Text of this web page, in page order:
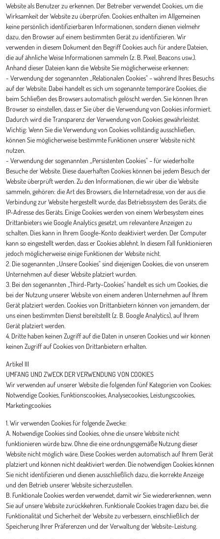
Website als Benutzer zu erkennen. Der Betreiber verwendet Cookies, um die
Wirksamkeit der Website zu überprüfen. Cookies enthalten im Allgemeinen
keine persönlich identifizierbaren Informationen, sondern dienen vielmehr
dazu, den Browser auf einem bestimmten Gerät zu identifizieren. Wir
verwenden in diesem Dokument den Begriff Cookies auch für andere Dateien,
die auf ähnliche Weise Informationen sammeln (z. B. Pixel, Beacons usw.).
Anhand dieser Dateien kann die Website Sie möglicherweise erkennen:
- Verwendung der sogenannten „Relationalen Cookies" – während Ihres Besuchs
auf der Website. Dabei handelt es sich um sogenannte temporäre Cookies, die
beim Schließen des Browsers automatisch gelöscht werden. Sie können Ihren
Browser so einstellen, dass er Sie über die Verwendung von Cookies informiert.
Dadurch wird die Transparenz der Verwendung von Cookies gewährleistet.
Wichtig: Wenn Sie die Verwendung von Cookies vollständig ausschließen,
können Sie möglicherweise bestimmte Funktionen unserer Website nicht
nutzen.
- Verwendung der sogenannten „Persistenten Cookies" – für wiederholte
Besuche der Website. Diese dauerhaften Cookies können bei jedem Besuch der
Website überprüft werden. Zu den Informationen, die wir über die Website
sammeln, gehören: die Art des Browsers, die Internetadresse, von der aus die
Verbindung zur Website hergestellt wurde, das Betriebssystem des Geräts, die
IP-Adresse des Geräts. Einige Cookies werden von einem Werbesystem eines
Drittanbieters wie Google Analytics gesetzt, um relevantere Anzeigen zu
schalten. Dies kann in Ihrem Google-Konto deaktiviert werden. Der Computer
kann so eingestellt werden, dass er Cookies ablehnt. In diesem Fall funktionieren
jedoch möglicherweise einige Funktionen der Website nicht.
2. Die sogenannten „Unsere Cookies" sind diejenigen Cookies, die von unserem
Unternehmen auf dieser Website platziert wurden.
3. Bei den sogenannten „Third-Party-Cookies" handelt es sich um Cookies, die
bei der Nutzung unserer Website von einem anderen Unternehmen auf Ihrem
Gerät platziert werden. Cookies von Drittanbietern können von jemandem, der
uns einen bestimmten Dienst bereitstellt (z. B. Google Analytics), auf Ihrem
Gerät platziert werden.
4. Dritte haben keinen Zugriff auf die Daten in unseren Cookies und wir können
keinen Zugriff auf Cookies von Drittanbietern erhalten.
Artikel III
UMFANG UND ZWECK DER VERWENDUNG VON COOKIES
Wir verwenden auf unserer Website die folgenden fünf Kategorien von Cookies:
Notwendige Cookies, Funktionscookies, Analysecookies, Leistungscookies,
Marketingcookies
1. Wir verwenden Cookies für folgende Zwecke:
A. Notwendige Cookies sind Cookies, ohne die unsere Website nicht
funktionieren würde bzw. Ohne die eine ordnungsgemäße Nutzung dieser
Website nicht möglich wäre. Diese Cookies werden automatisch auf Ihrem Gerät
platziert und können nicht deaktiviert werden. Die notwendigen Cookies können
Sie nicht identifizieren und dienen ausschließlich dazu, die korrekte Anzeige
und den Betrieb unserer Website sicherzustellen.
B. Funktionale Cookies werden verwendet, damit wir Sie wiedererkennen, wenn
Sie auf unsere Website zurückkehren. Funktionale Cookies tragen dazu bei, die
Funktionalität und Sicherheit der Website zu verbessern, einschließlich der
Speicherung Ihrer Präferenzen und der Verwaltung der Website-Leistung.